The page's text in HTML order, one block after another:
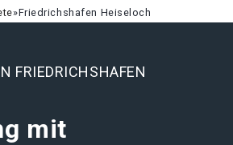
»Friedrichshafen Heiseloch
FRIEDRICHSHAFEN
mit